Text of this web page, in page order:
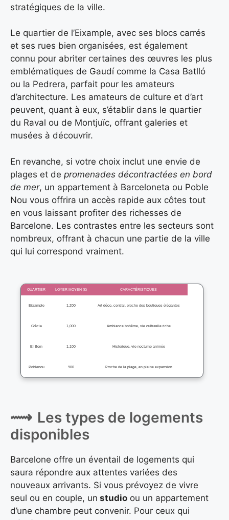
stratégiques de la ville.
Le quartier de l’Eixample, avec ses blocs carrés
et ses rues bien organisées, est également
connu pour abriter certaines des œuvres les plus
emblématiques de Gaudí comme la Casa Batlló
ou la Pedrera, parfait pour les amateurs
d’architecture. Les amateurs de culture et d’art
peuvent, quant à eux, s’établir dans le quartier
du Raval ou de Montjuïc, offrant galeries et
musées à découvrir.
En revanche, si votre choix inclut une envie de
plages et de promenades décontractées en bord
de mer, un appartement à Barceloneta ou Poble
Nou vous offrira un accès rapide aux côtes tout
en vous laissant profiter des richesses de
Barcelone. Les contrastes entre les secteurs sont
nombreux, offrant à chacun une partie de la ville
qui lui correspond vraiment.
QUARTIER LOYER MOYEN (€) CARACTÉRISTIQUES
Eixample 1,200 Art déco, central, proche des boutiques élégantes
Gràcia 1,000 Ambiance bohème, vie culturelle riche
El Born 1,100 Historique, vie nocturne animée
Poblenou 900 Proche de la plage, en pleine expansion
Les types de logements
disponibles
Barcelone offre un éventail de logements qui
saura répondre aux attentes variées des
nouveaux arrivants. Si vous prévoyez de vivre
seul ou en couple, un studio ou un appartement
d’une chambre peut convenir. Pour ceux qui